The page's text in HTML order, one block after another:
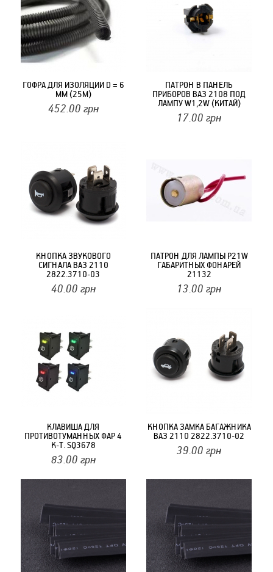
ГОФРА ДЛЯ ИЗОЛЯЦИИ D = 6
ММ (25М)
452.00 грн
ПАТРОН В ПАНЕЛЬ
ПРИБОРОВ ВАЗ 2108 ПОД
ЛАМПУ W1,2W (КИТАЙ)
(SQ3381)
17.00 грн
КНОПКА ЗВУКОВОГО
СИГНАЛА ВАЗ 2110
2822.3710-03
40.00 грн
ПАТРОН ДЛЯ ЛАМПЫ P21W
ГАБАРИТНЫХ ФОНАРЕЙ
21132
13.00 грн
КЛАВИША ДЛЯ
ПРОТИВОТУМАННЫХ ФАР 4
К-Т. SQ3678
(РАЗМ.20,2*34,2) КРАСНЫЙ
83.00 грн
КНОПКА ЗАМКА БАГАЖНИКА
ВАЗ 2110 2822.3710-02
39.00 грн